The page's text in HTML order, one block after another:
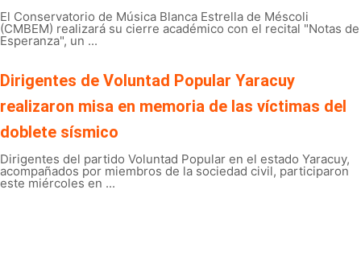
El Conservatorio de Música Blanca Estrella de Méscoli
(CMBEM) realizará su cierre académico con el recital "Notas de
Esperanza", un ...
Dirigentes de Voluntad Popular Yaracuy
realizaron misa en memoria de las víctimas del
doblete sísmico
Dirigentes del partido Voluntad Popular en el estado Yaracuy,
acompañados por miembros de la sociedad civil, participaron
este miércoles en ...